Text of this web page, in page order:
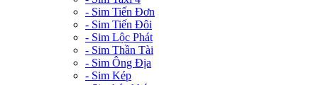
- Sim Tiến Đơn
- Sim Tiến Đôi
- Sim Lộc Phát
- Sim Thần Tài
- Sim Ông Địa
- Sim Kép